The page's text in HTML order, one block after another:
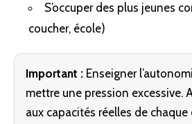
S’occuper des plus jeunes
coucher, école)
Important : Enseigner
mettre une pression excessive.
aux capacités réelles de